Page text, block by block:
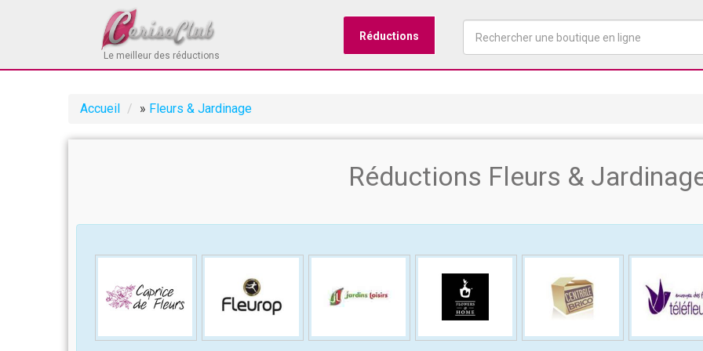
Le meilleur des réductions
Réductions
Accueil » Fleurs & Jardinage
Réductions Fleurs &